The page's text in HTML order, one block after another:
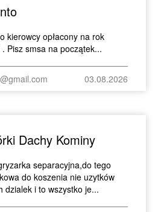
kierowcy opłacony na rok
Pisz smsa na początek...
03.08.2026
Dachy Kominy
separacyjna,do tego
do koszenia nie uzytków
dzialek i to wszystko je...